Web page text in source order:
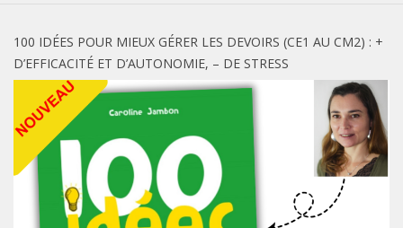
100 IDÉES POUR MIEUX GÉRER LES DEVOIRS (CE1 AU CM2) : +
D’EFFICACITÉ ET D’AUTONOMIE, – DE STRESS